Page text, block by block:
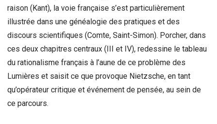
raison (Kant), la voie française s’est particulièrement
illustrée dans une généalogie des pratiques et des
discours scientifiques (Comte, Saint-Simon). Porcher, dans
ces deux chapitres centraux (III et IV), redessine le tableau
du rationalisme français à l’aune de ce problème des
Lumières et saisit ce que provoque Nietzsche, en tant
qu’opérateur critique et événement de pensée, au sein de
ce parcours.